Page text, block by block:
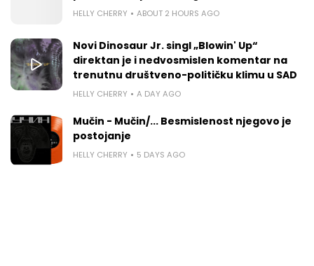
HELLY CHERRY ABOUT 2 HOURS AGO
Novi Dinosaur Jr. singl „Blowin' Up“
direktan je i nedvosmislen komentar na
trenutnu društveno-političku klimu u SAD
HELLY CHERRY A DAY AGO
Mučin - Mučin/... Besmislenost njegovo je
postojanje
HELLY CHERRY 5 DAYS AGO